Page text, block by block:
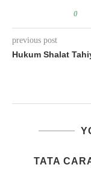
0
previous post
Hukum Shalat
TATA